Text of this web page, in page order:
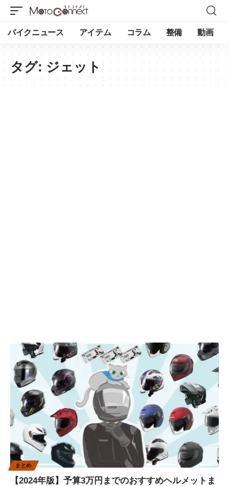
バイクニュース アイテム コラム 整備 動画
タグ: ジェット
まとめ
【2024年版】予算3万円までのおすすめヘルメットま